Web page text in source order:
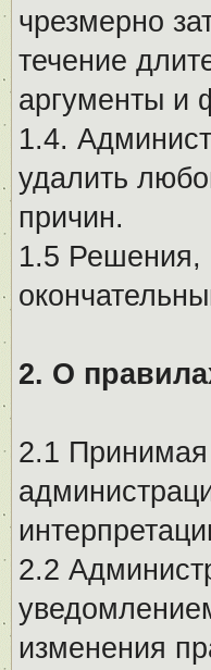
чрезмерно
течение
аргументы и
1.4.
удалить
причин.
1.5 Решения,
2. О
2.1 Принимая
2.2
изменения